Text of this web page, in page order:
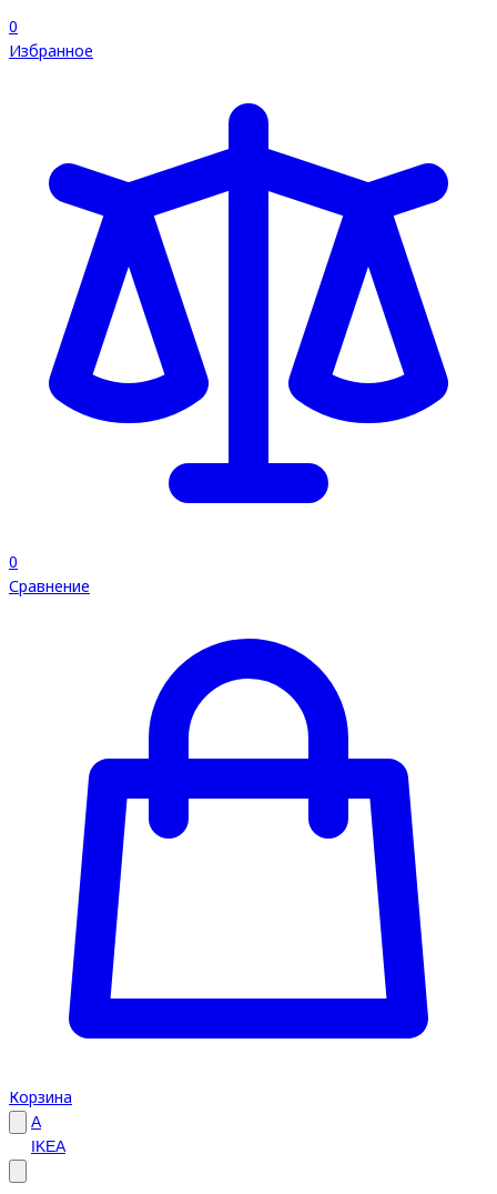
0
Избранное
0
Сравнение
Корзина
A
IKEA